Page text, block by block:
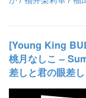
[Young King
桃月なしこ –
差しと君の眼差し